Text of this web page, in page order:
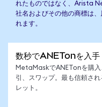
れたものではなく、Arista
社名およびその他の商標は
れます。
数秒でANETonを入手
MetaMaskでANETonを購入
引、スワップ。最も信頼され
レット。